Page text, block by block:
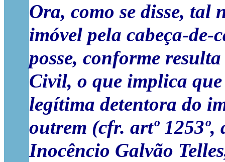
Ora, como se disse, tal
imóvel pela cabeça-
posse, conforme
Civil, o que implica
legítima detentora do
outrem (cfr. artº
Inocêncio Galvão